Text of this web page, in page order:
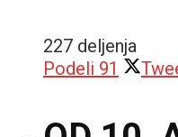
227 deljenja
Podeli 91